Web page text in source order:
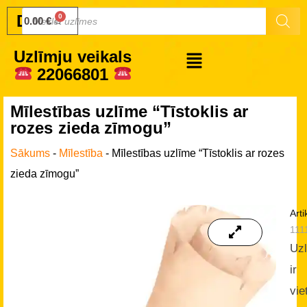
Druku.lv
0.00€
Uzlīmju veikals
22066801
Mīlestības uzlīme “Tīstoklis ar
rozes zieda zīmogu”
Sākums - Mīlestība - Mīlestības uzlīme “Tīstoklis ar rozes
zieda zīmogu”
ir